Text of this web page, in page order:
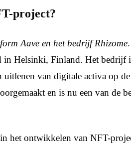
project?
Aave en het bedrijf Rhizome
Helsinki, Finland. Het bedrijf
uitlenen van digitale activa op
en is nu een van de
het ontwikkelen van NFT-